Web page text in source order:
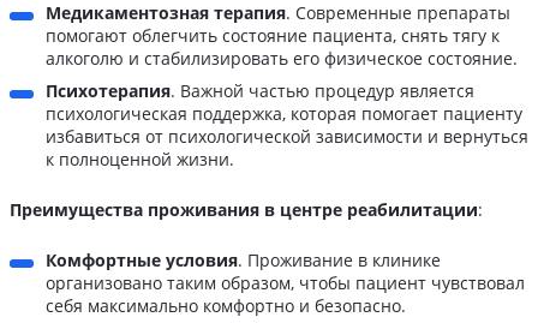
Медикаментозная терапия. Современные препараты
помогают облегчить состояние пациента, снять тягу к
алкоголю и стабилизировать его физическое состояние.
Психотерапия. Важной частью процедур является
психологическая поддержка, которая помогает пациенту
избавиться от психологической зависимости и вернуться
к полноценной жизни.
Преимущества проживания в центре реабилитации:
Комфортные условия. Проживание в клинике
организовано таким образом, чтобы пациент чувствовал
себя максимально комфортно и безопасно.